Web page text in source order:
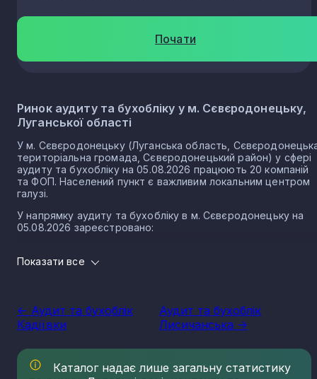
Почати
Ринок аудиту та бухобліку у м. Сєвєродонецьку,
Луганської області
У м. Сєвєродонецьку (Луганська область,
територіальна громада, Сєвєродонецький район) у сфері
аудиту та бухобліку на 05.08.2026 працюють 20 компаній
та ФОП. Населений пункт є важливим локальним центром
галузі.
У напрямку аудиту та бухобліку в м. Сєвєродонецьку на
05.08.2026 зареєстровано:
14 ФОП
діяльності. Підприємства даного сегменту є одним із
стимулів розвитку держави та сучасного підприємництва,
забезпечують конкурентоспроможність національних
компаній та їх товарів на міжнародних ринках.
Показати все
<- Аудит та бухоблік
Кадіївки
Аудит та бухоблік
Лисичанська ->
Каталог надає лише загальну статистику